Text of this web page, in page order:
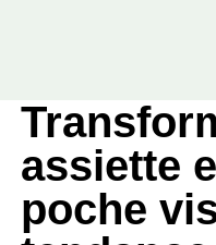
assiette
poche